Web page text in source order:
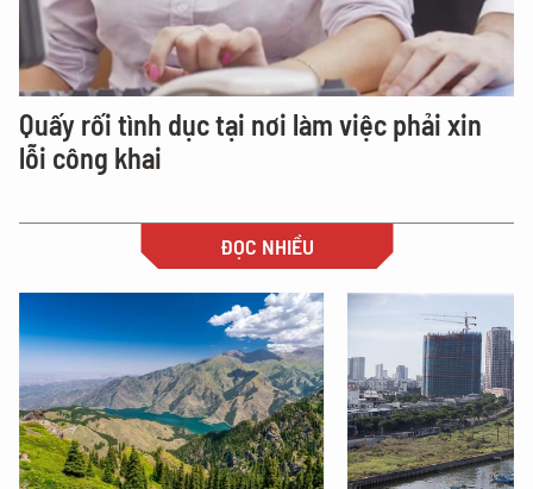
Quấy rối tình dục tại nơi làm việc phải xin
lỗi công khai
ĐỌC NHIỀU